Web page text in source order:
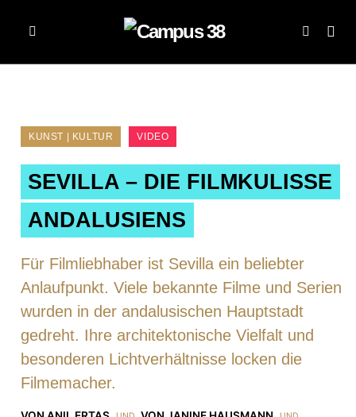
KUNST | KULTUR VIDEO
SEVILLA – DIE FILMKULISSE
ANDALUSIENS
Für Filmliebhaber ist Sevilla ein beliebter
Anlaufpunkt. Viele bekannte Filme und Serien
wurden in der andalusischen Hauptstadt
gedreht. Ihre architektonische Vielfalt und
besonderen Lichtverhältnisse locken die
Filmemacher.